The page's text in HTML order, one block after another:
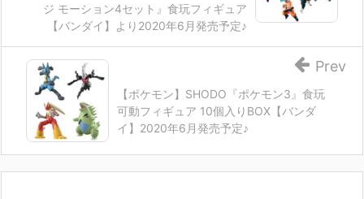
ジ モーション4セット』食玩フィギュア
【バンダイ】より2020年6月発売予定♪
【ポケモン】SHODO『ポケモン3』食玩
可動フィギュア 10個入りBOX【バンダ
イ】2020年6月発売予定♪
Prev